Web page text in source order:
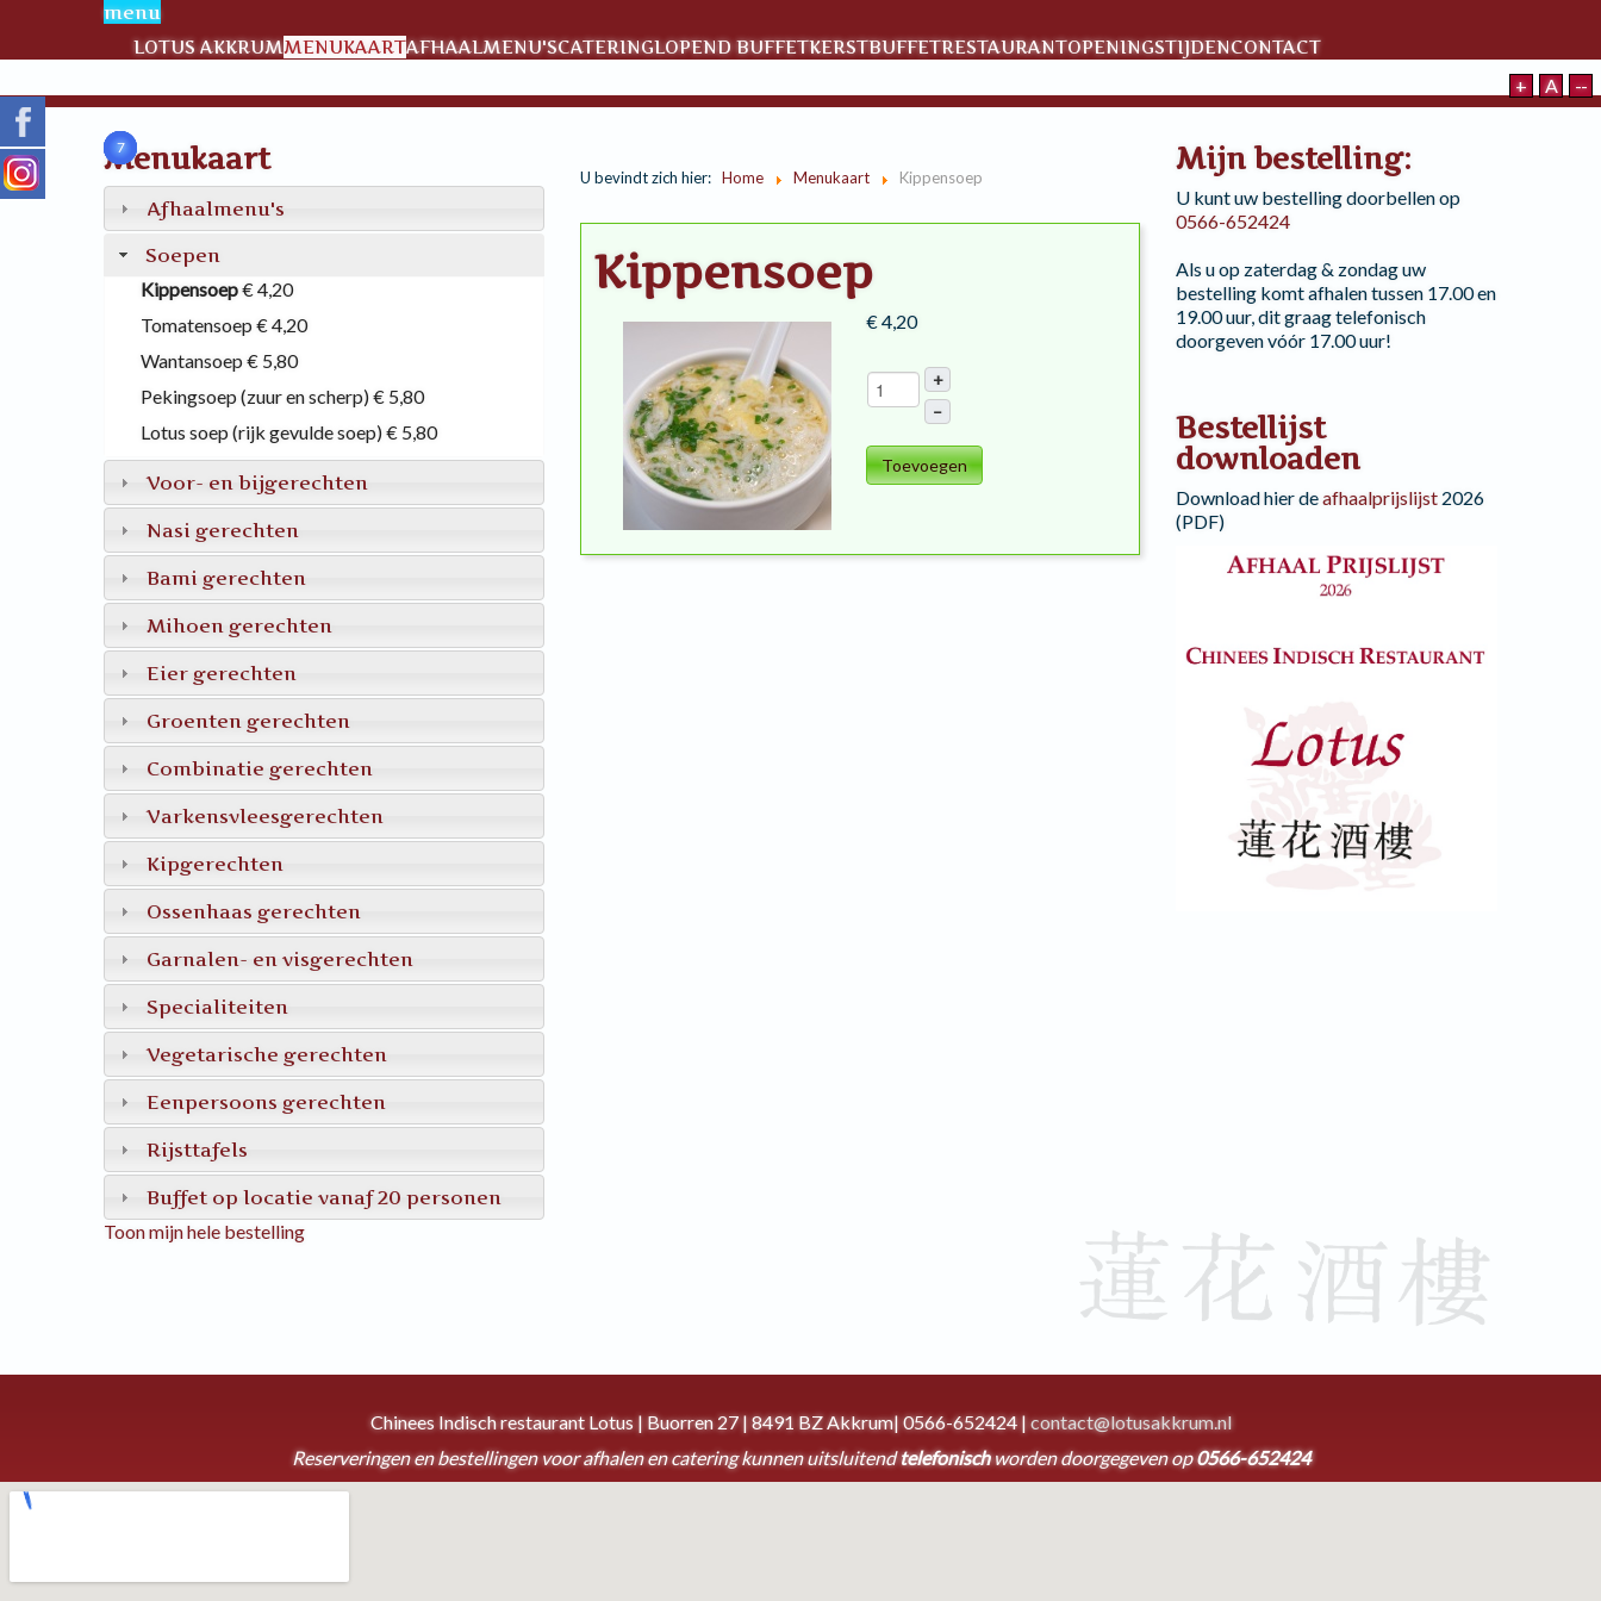
menu
LOTUS AKKRUMMENUKAARTAFHAALMENU'SCATERINGLOPEND BUFFETKERSTBUFFETRESTAURANTOPENINGSTIJDENCONTACT
+
A --
Menukaart
Afhaalmenu's
Soepen
Kippensoep
1
€ 4,20
Tomatensoep
2
€ 4,20
Wantansoep
5
€ 5,80
Pekingsoep (zuur en scherp)
6
€ 5,80
Lotus soep (rijk gevulde soep)
7
€ 5,80
Voor- en bijgerechten
Nasi gerechten
Bami gerechten
Mihoen gerechten
Eier gerechten
Groenten gerechten
Combinatie gerechten
Varkensvleesgerechten
Kipgerechten
Ossenhaas gerechten
Garnalen- en visgerechten
Specialiteiten
Vegetarische gerechten
Eenpersoons gerechten
Rijsttafels
Buffet op locatie vanaf 20 personen
Toon mijn hele bestelling
U bevindt zich hier: Home Menukaart Kippensoep
Kippensoep
€ 4,20
+
–
Toevoegen
Mijn bestelling:
U kunt uw bestelling doorbellen op
0566-652424
Als u op zaterdag & zondag uw
bestelling komt afhalen tussen 17.00 en
19.00 uur, dit graag telefonisch
doorgeven vóór 17.00 uur!
Bestellijst
downloaden
Download hier deafhaalprijslijst 2026
(PDF)
Chinees Indisch restaurant Lotus | Buorren 27 | 8491 BZ Akkrum| 0566-652424 |contact@lotusakkrum.nl
Reserveringen en bestellingen voor afhalen en catering kunnen uitsluitendtelefonischworden doorgegeven op0566-652424